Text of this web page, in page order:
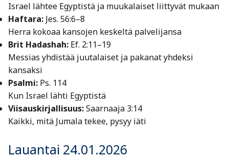
Israel lähtee Egyptistä ja muukalaiset liittyvät mukaan
Haftara: Jes. 56:6–8
Herra kokoaa kansojen keskeltä palvelijansa
Brit Hadashah: Ef. 2:11–19
Messias yhdistää juutalaiset ja pakanat yhdeksi
kansaksi
Psalmi: Ps. 114
Kun Israel lähti Egyptistä
Viisauskirjallisuus:Saarnaaja 3:14
Kaikki, mitä Jumala tekee, pysyy iäti
Lauantai 24.01.2026